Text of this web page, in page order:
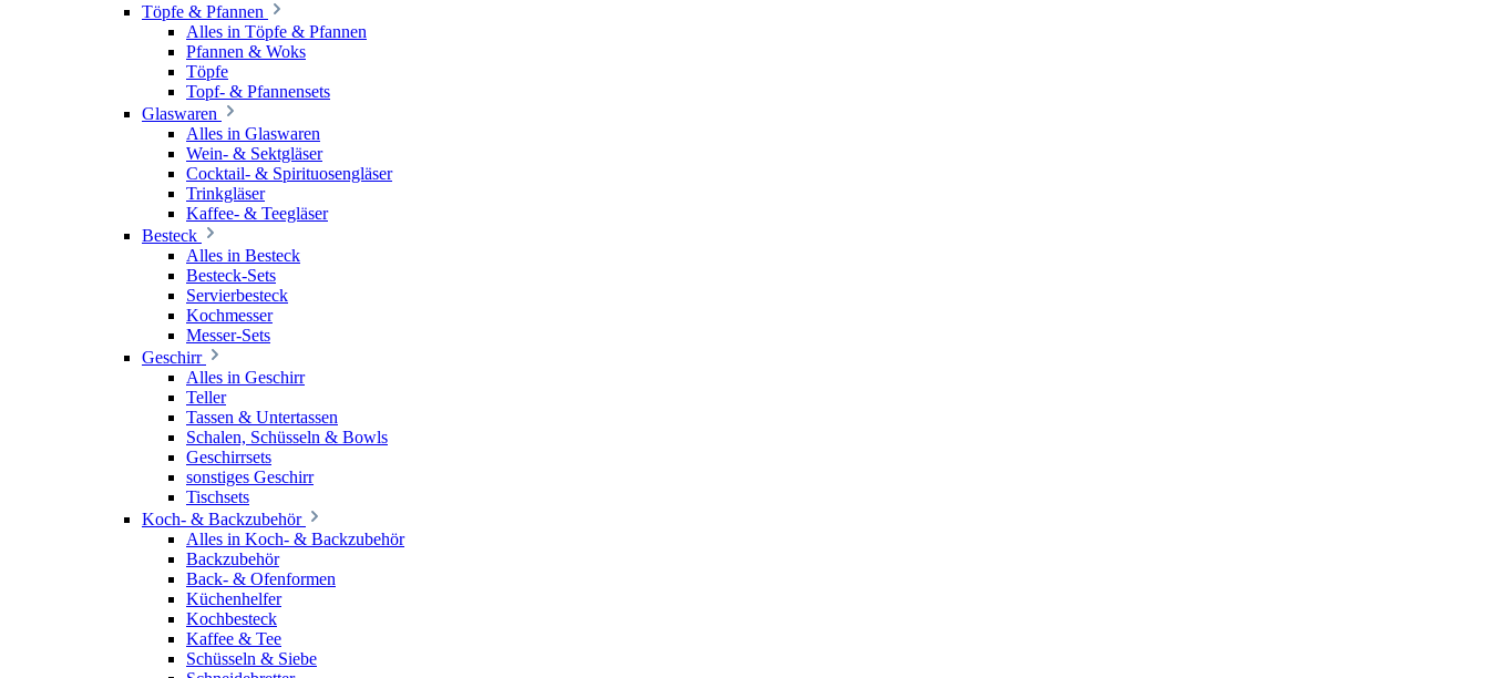
Töpfe & Pfannen
Alles in Töpfe & Pfannen
Pfannen & Woks
Töpfe
Topf- & Pfannensets
Glaswaren
Alles in Glaswaren
Wein- & Sektgläser
Cocktail- & Spirituosengläser
Trinkgläser
Kaffee- & Teegläser
Besteck
Alles in Besteck
Besteck-Sets
Servierbesteck
Kochmesser
Messer-Sets
Geschirr
Alles in Geschirr
Teller
Tassen & Untertassen
Schalen, Schüsseln & Bowls
Geschirrsets
sonstiges Geschirr
Tischsets
Koch- & Backzubehör
Alles in Koch- & Backzubehör
Backzubehör
Back- & Ofenformen
Küchenhelfer
Kochbesteck
Kaffee & Tee
Schüsseln & Siebe